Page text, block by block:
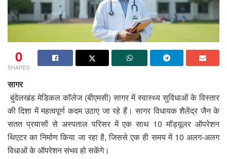
0
SHARES
सागर
बुंदेलखंड मेडिकल कॉलेज (बीएमसी) सागर में स्वास्थ्य सुविधाओं के विस्तार
की दिशा में महत्वपूर्ण कदम उठाए जा रहे हैं। सागर विधायक शैलेंद्र जैन के
सतत प्रयासों से अस्पताल परिसर में एक साथ 10 मॉड्यूलर ऑपरेशन
थिएटर का निर्माण किया जा रहा है, जिससे एक ही समय में 10 अलग-अलग
विधाओं के ऑपरेशन संभव हो सकेंगे।